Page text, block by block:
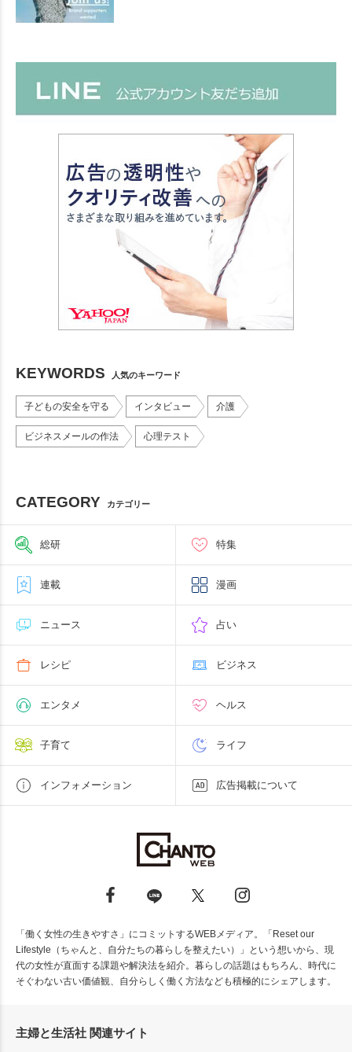
KEYWORDS 人気のキーワード
子どもの安全を守る インタビュー 介護
ビジネスメールの作法 心理テスト
CATEGORY カテゴリー
総研 特集
連載 漫画
ニュース 占い
レシピ ビジネス
エンタメ ヘルス
子育て ライフ
インフォメーション 広告掲載について
「働く女性の生きやすさ」にコミットするWEBメディア。「Reset our
Lifestyle（ちゃんと、自分たちの暮らしを整えたい）」という想いから、現
代の女性が直面する課題や解決法を紹介。暮らしの話題はもちろん、時代に
そぐわない古い価値観、自分らしく働く方法なども積極的にシェアします。
主婦と生活社 関連サイト